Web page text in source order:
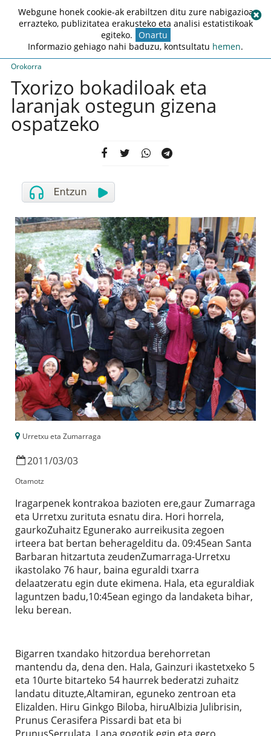
Orokorra
Txorizo bokadiloak eta
laranjak ostegun gizena
ospatzeko
Urretxu eta Zumarraga
2011/03/03
Otamotz
Iragarpenek kontrakoa bazioten ere,gaur Zumarraga
eta Urretxu zurituta esnatu dira. Hori horrela,
gaurkoZuhaitz Egunerako aurreikusita zegoen
irteera bat bertan beheragelditu da. 09:45ean Santa
Barbaran hitzartuta zeudenZumarraga-Urretxu
ikastolako 76 haur, baina eguraldi txarra
delaatzeratu egin dute ekimena. Hala, eta eguraldiak
laguntzen badu,10:45ean egingo da landaketa bihar,
leku berean.
Bigarren txandako hitzordua berehorretan
mantendu da, dena den. Hala, Gainzuri ikastetxeko 5
eta 10urte bitarteko 54 haurrek bederatzi zuhaitz
landatu dituzte,Altamiran, eguneko zentroan eta
Elizalden. Hiru Ginkgo Biloba, hiruAlbizia Julibrisin,
Prunus Cerasifera Pissardi bat eta bi
Webgune honek cookie-ak erabiltzen ditu zure nabigazioa
errazteko, publizitatea erakusteko eta analisi estatistikoak
egiteko. Onartu
Informazio gehiago nahi baduzu, kontsultatu hemen.